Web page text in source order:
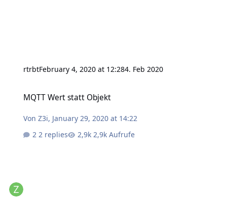
rtrbtFebruary 4, 2020 at 12:284. Feb 2020
MQTT Wert statt Objekt
VonZ3i, January 29, 2020 at 14:22
2 replies
2,9k Aufrufe